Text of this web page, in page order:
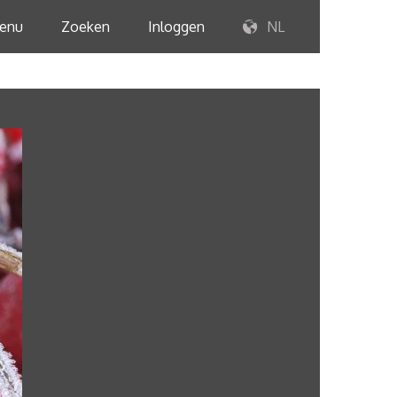
Zoeken Inloggen NL